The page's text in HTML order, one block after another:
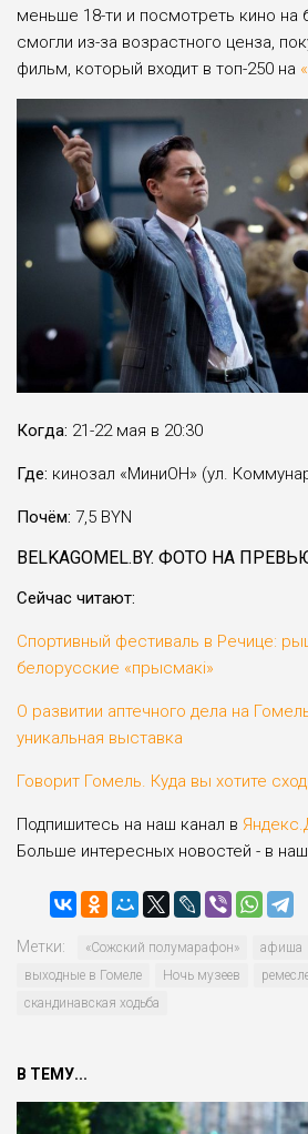
меньше 18-ти и посмотреть кино на
смогли из-за возрастного ценза,
фильм, который входит в топ-250 на
Когда: 21-22 мая в 20:30
Где: кинозал «МиниОН» (ул.
Почём: 7,5 BYN
BELKAGOMEL.BY. ФОТО НА
Сейчас читают:
Спортивный фестиваль в Речице:
белорусские «прысмакi»
О развитии аптечного дела на
уникальная выставка
Говорит Гомель. Куда вы хотите
Подпишитесь на наш канал в
Больше интересных новостей - в
Метки: «Сожский полумарафон» афиша
выходные в Гомеле
Ночь музеев
скандинавская ходьба
В ТЕМУ...